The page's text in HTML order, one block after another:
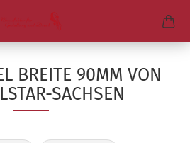
BREITE 90MM VON
SACHSEN